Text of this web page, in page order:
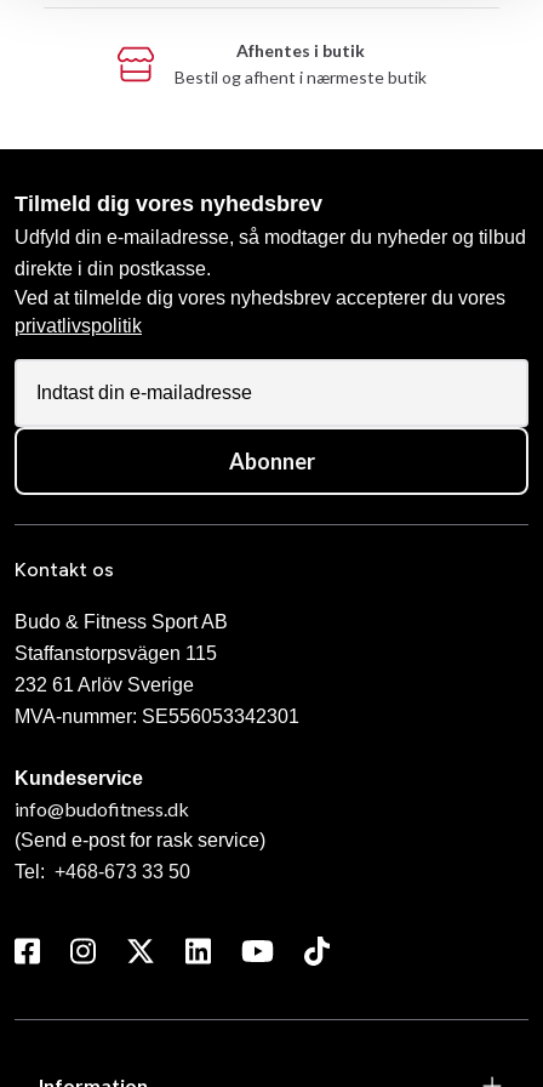
Afhentes i butik
Bestil og afhent i nærmeste butik
Tilmeld dig vores nyhedsbrev
Udfyld din e-mailadresse, så modtager du nyheder og tilbud
direkte i din postkasse.
Ved at tilmelde dig vores nyhedsbrev accepterer du vores
privatlivspolitik
Abonner
Kontakt os
Budo & Fitness Sport AB
Staffanstorpsvägen 115
232 61 Arlöv Sverige
MVA-nummer: SE556053342301
Kundeservice
info@budofitness.dk
(Send e-post for rask service)
Tel: +468-673 33 50